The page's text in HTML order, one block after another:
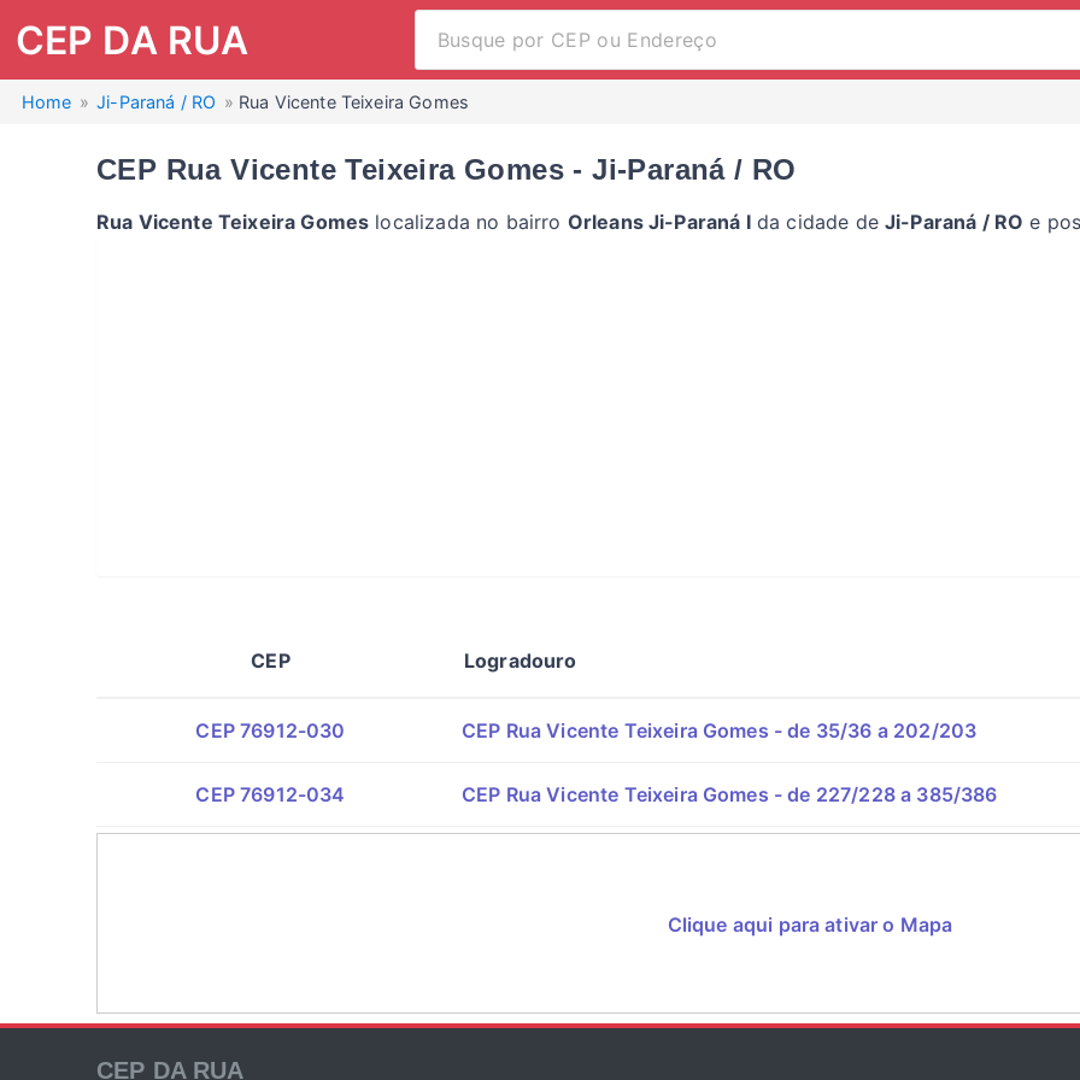
CEP DA RUA
Home Ji-Paraná / RO Rua Vicente Teixeira Gomes
CEP Rua Vicente Teixeira Gomes - Ji-Paraná / RO
Rua Vicente Teixeira Gomes localizada no bairro Orleans Ji-Paraná Ida cidade de Ji-Paraná / RO e
CEP Logradouro
CEP 76912-030 CEP Rua Vicente Teixeira Gomes - de 35/36 a 202/203
CEP 76912-034 CEP Rua Vicente Teixeira Gomes - de 227/228 a 385/386
Clique aqui para ativar o Mapa
CEP DA RUA